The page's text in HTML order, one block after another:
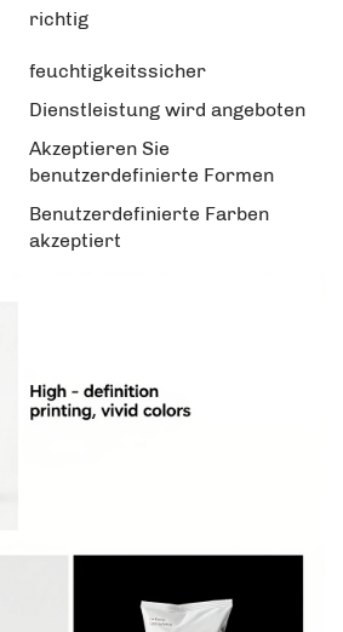
richtig
feuchtigkeitssicher
Dienstleistung wird angeboten
Akzeptieren Sie
benutzerdefinierte Formen
Benutzerdefinierte Farben
akzeptiert